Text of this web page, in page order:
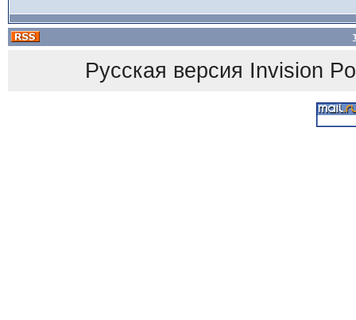
Русская версия Invision